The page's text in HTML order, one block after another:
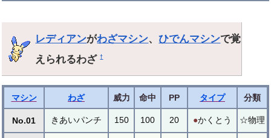
レディアンがわざマシン、ひでんマシンで覚
えられるわざ†
マシン わざ 威力 命中 PP タイプ 分類
No.01 きあいパンチ 150 100 20 ●かくとう ☆物理